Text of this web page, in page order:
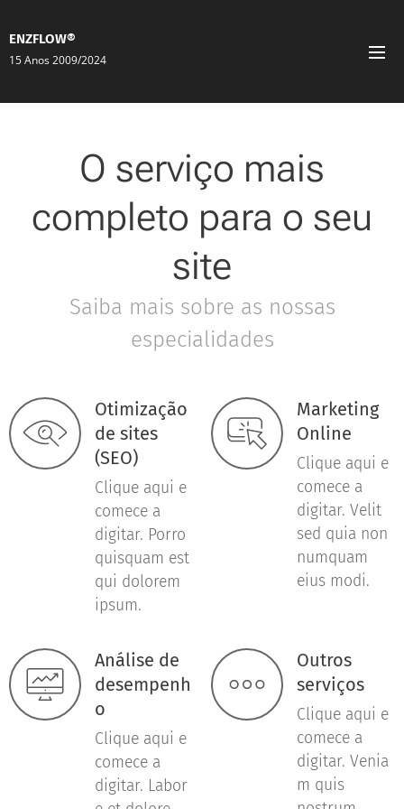
ENZFLOW®
15 Anos 2009/2024
O serviço mais
completo para o seu
site
Saiba mais sobre as nossas
especialidades
Otimização
de sites
(SEO)
Clique aqui e
comece a
digitar. Porro
quisquam est
qui dolorem
ipsum.
Marketing
Online
Clique aqui e
comece a
digitar. Velit
sed quia non
numquam
eius modi.
Análise de
desempenh
o
Clique aqui e
comece a
digitar. Labor
Outros
serviços
Clique aqui e
comece a
digitar. Venia
m quis